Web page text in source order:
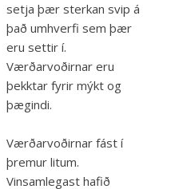
setja þær sterkan svip á
það umhverfi sem þær
eru settir í.
Værðarvoðirnar eru
þekktar fyrir mýkt og
þægindi.
Værðarvoðirnar fást í
þremur litum.
Vinsamlegast hafið